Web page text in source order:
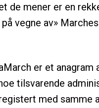
de mener er en
vegne av»
er et anagram
tilsvarende
med samme